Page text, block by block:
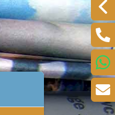
Laat een bericht
Een klacht melden?